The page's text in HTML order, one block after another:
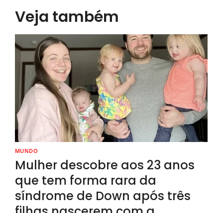
Veja também
MUNDO
Mulher descobre aos 23 anos
que tem forma rara da
síndrome de Down após três